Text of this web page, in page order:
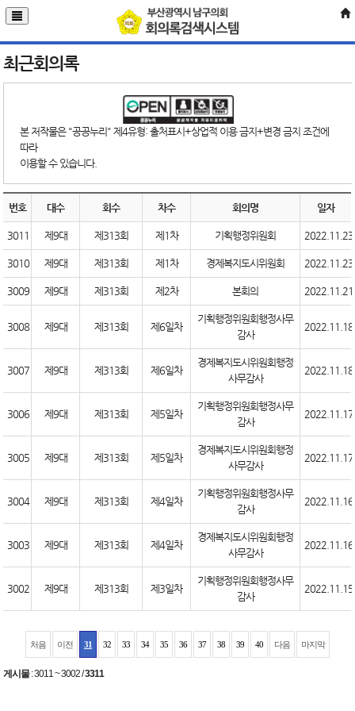
최근회의록
본 저작물은 "공공누리" 제4유형: 출처표시+상업적 이용 금지+변경 금지 조건에
따라
이용할 수 있습니다.
번호 대수 회수 차수 회의명 일자
3011 제9대 제313회 제1차 기획행정위원회 2022.11.23
3010 제9대 제313회 제1차 경제복지도시위원회 2022.11.23
3009 제9대 제313회 제2차 본회의 2022.11.21
3008 제9대 제313회 제6일차
기획행정위원회행정사무
감사
2022.11.18
3007 제9대 제313회 제6일차
경제복지도시위원회행정
사무감사
2022.11.18
3006 제9대 제313회 제5일차
기획행정위원회행정사무
감사
2022.11.17
3005 제9대 제313회 제5일차
경제복지도시위원회행정
사무감사
2022.11.17
3004 제9대 제313회 제4일차
기획행정위원회행정사무
감사
2022.11.16
3003 제9대 제313회 제4일차
경제복지도시위원회행정
사무감사
2022.11.16
3002 제9대 제313회 제3일차
기획행정위원회행정사무
감사
2022.11.15
처음 이전 31 32 33 34 35 36 37 38 39 40 다음 마지막
게시물:3011 ~ 3002/3311